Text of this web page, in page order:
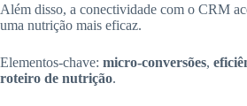
Além disso, a conectividade com o CRM
uma nutrição mais eficaz.
Elementos-chave: micro-conversões,
roteiro de nutrição.